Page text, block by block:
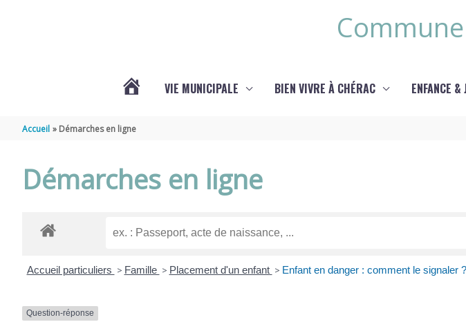
VIE MUNICIPALE BIEN VIVRE À CHÉRAC ENFANCE &
Accueil Démarches en ligne
Démarches en ligne
Accueil particuliers > Famille > Placement d'un enfant > Enfant en danger : comment le signaler ?
Question-réponse